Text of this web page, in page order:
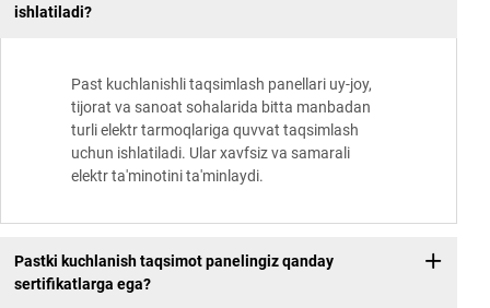
ishlatiladi?
Past kuchlanishli taqsimlash panellari uy-joy,
tijorat va sanoat sohalarida bitta manbadan
turli elektr tarmoqlariga quvvat taqsimlash
uchun ishlatiladi. Ular xavfsiz va samarali
elektr ta'minotini ta'minlaydi.
Pastki kuchlanish taqsimot panelingiz qanday
sertifikatlarga ega?